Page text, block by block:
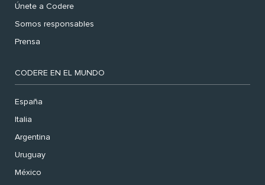
Únete a Codere
Somos responsables
Prensa
CODERE EN EL MUNDO
España
Italia
Argentina
Uruguay
México